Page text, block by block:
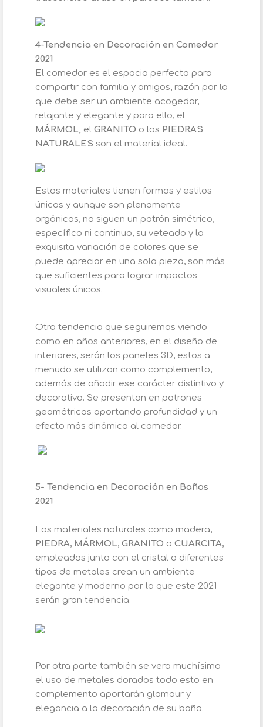
4-Tendencia en Decoración en Comedor
2021
El comedor es el espacio perfecto para
compartir con familia y amigos, razón por la
que debe ser un ambiente acogedor,
relajante y elegante y para ello, el
MÁRMOL, el GRANITO o las PIEDRAS
NATURALES son el material ideal.
Estos materiales tienen formas y estilos
únicos y aunque son plenamente
orgánicos, no siguen un patrón simétrico,
específico ni continuo, su veteado y la
exquisita variación de colores que se
puede apreciar en una sola pieza, son más
que suficientes para lograr impactos
visuales únicos.
Otra tendencia que seguiremos viendo
como en años anteriores, en el diseño de
interiores, serán los paneles 3D, estos a
menudo se utilizan como complemento,
además de añadir ese carácter distintivo y
decorativo. Se presentan en patrones
geométricos aportando profundidad y un
efecto más dinámico al comedor.
5- Tendencia en Decoración en Baños
2021
Los materiales naturales como madera,
PIEDRA, MÁRMOL, GRANITO o CUARCITA,
empleados junto con el cristal o diferentes
tipos de metales crean un ambiente
elegante y moderno por lo que este 2021
serán gran tendencia.
Por otra parte también se vera muchísimo
el uso de metales dorados todo esto en
complemento aportarán glamour y
elegancia a la decoración de su baño.